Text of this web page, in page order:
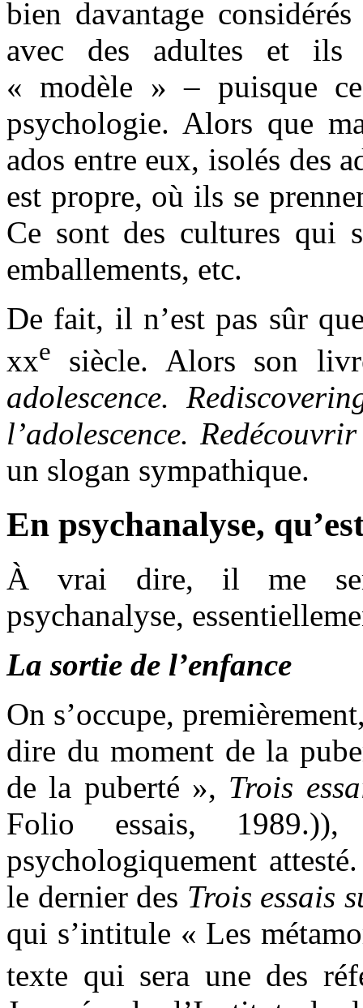
bien davantage
avec des adultes et ils
« modèle » – puisque
psychologie. Alors que
ados entre eux, isolés des
est propre, où ils se
Ce sont des cultures qui
emballements, etc.
De fait, il n’est pas sûr
xxe
siècle. Alors son
adolescence.
l’adolescence.
un slogan sympathique.
En psychanalyse,
À vrai dire, il me
psychanalyse,
La sortie de l’enfance
On s’occupe,
dire du moment de la
de la puberté », Trois
Folio essais, 1989.)),
psychologiquement
le dernier des Trois essais
qui s’intitule « Les
texte qui sera une des